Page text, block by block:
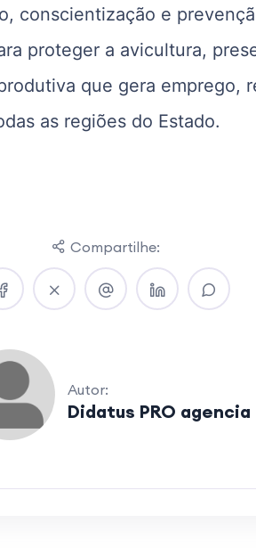
conscientização e
proteger a avicultura,
que gera emprego,
as regiões do Estado.
Compartilhe:
Autor:
Didatus PRO agencia